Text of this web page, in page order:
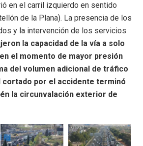
en el carril izquierdo en sentido
de la Plana). La presencia de los
y la intervención de los servicios
la capacidad de la vía a solo
el momento de mayor presión
del volumen adicional de tráfico
cortado por el accidente terminó
la circunvalación exterior de